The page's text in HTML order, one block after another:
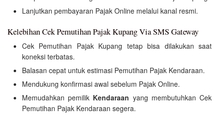
Lanjutkan pembayaran Pajak Online melalui kanal resmi.
Kelebihan Cek Pemutihan Pajak Kupang Via SMS Gateway
Cek Pemutihan Pajak Kupang tetap bisa dilakukan saat
koneksi terbatas.
Balasan cepat untuk estimasi Pemutihan Pajak Kendaraan.
Mendukung konfirmasi awal sebelum Pajak Online.
Memudahkan pemilik Kendaraan yang membutuhkan Cek
Pemutihan Pajak Kendaraan segera.